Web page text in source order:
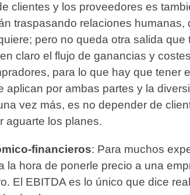
clientes y los proveedores es
traspasando relaciones humanas,
pero no queda otra salida que
claro el flujo de ganancias y
para lo que hay que tener
aplican por ambas partes y la
vez más, es no depender de
aguarte los planes.
financieros: Para muchos
la hora de ponerle precio a una
El EBITDA es lo único que dice